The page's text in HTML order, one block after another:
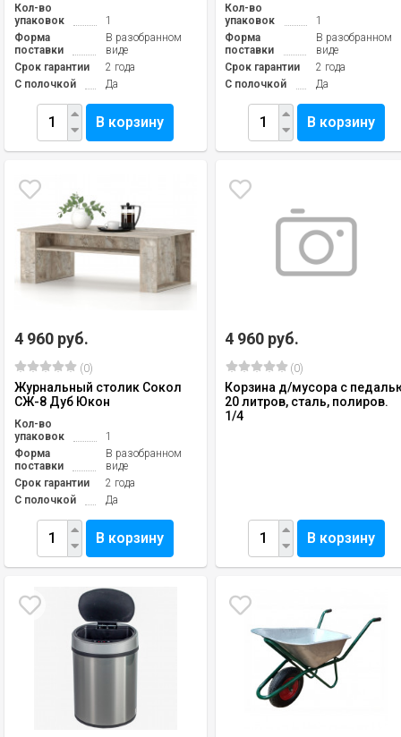
Кол-во
упаковок
1
Форма
поставки
В разобранном
виде
Срок гарантии
2 года
С полочкой
Да
В корзину
Кол-во
упаковок
1
Форма
поставки
В разобранном
виде
Срок гарантии
2 года
С полочкой
Да
В корзину
4 960 руб.
(0)
Журнальный столик Сокол
СЖ-8 Дуб Юкон
Кол-во
упаковок
1
Форма
поставки
В разобранном
виде
Срок гарантии
2 года
С полочкой
Да
В корзину
4 960 руб.
(0)
Корзина д/мусора с
20 литров, сталь, полиров.
1/4
В корзину